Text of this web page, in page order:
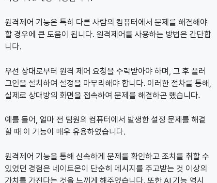
원격제어 기능은 특히 다른 사람의 컴퓨터에서 문제를 해결해야
할 경우에 큰 도움이 됩니다. 원격제어를 사용하는 방법은 간단합
니다.
우선 상대로부터 원격 제어 요청을 수락받아야 하며, 그 후 플러
그인을 설치하여 설정을 마무리해야 합니다. 이러한 절차를 통해,
실제로 상대방의 화면을 접속하여 문제를 해결하곤 했습니다.
예를 들어, 얼마 전 팀원의 컴퓨터에서 발생한 설정 문제를 해결
할 때 이 기능이 매우 유용하였습니다.
원격제어 기능을 통해 신속하게 문제를 확인하고 조치를 취할 수
있었던 경험은 네이트온이 단순히 메시지를 주고받는 것 이상의
가치를 가진다는 것을 느끼게 해주었습니다. 또한 AI 기능 역시